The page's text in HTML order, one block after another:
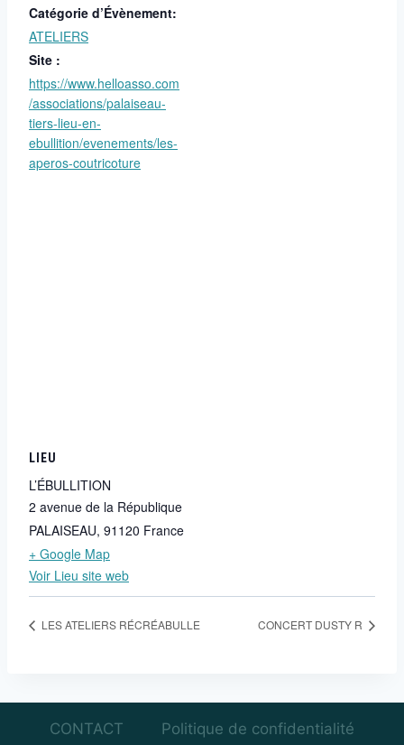
Catégorie d’Évènement:
ATELIERS
Site :
https://www.helloasso.com
/associations/palaiseau-
tiers-lieu-en-
ebullition/evenements/les-
aperos-coutricoture
LIEU
L’ÉBULLITION
2 avenue de la République
PALAISEAU, 91120 France
+ Google Map
Voir Lieu site web
LES ATELIERS RÉCRÉABULLE CONCERT DUSTY R
CONTACT Politique de confidentialité